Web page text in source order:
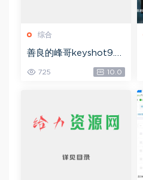
综合
善良的峰哥keyshot9.0
自学宝典，网盘下载(2.3
6G)
725 10.0